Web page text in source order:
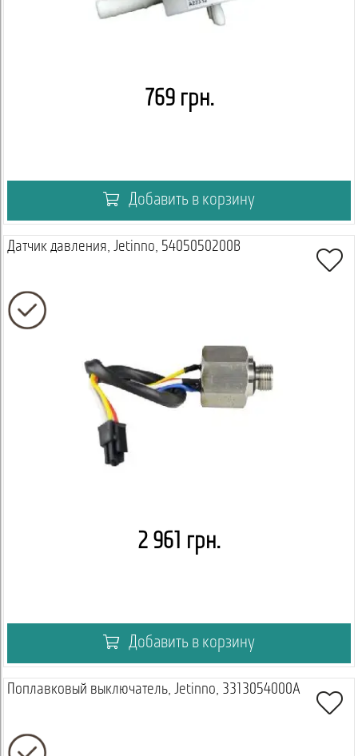
769 грн.
Добавить в корзину
Датчик давления, Jetinno, 5405050200B
2 961 грн.
Добавить в корзину
Поплавковый выключатель, Jetinno, 3313054000A